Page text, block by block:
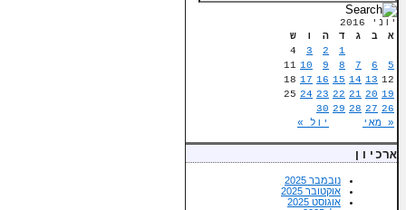
יוני 2016
א
ב ג ד ה ו ש
« מאי יול »
1
2
3
4
5
6
7
8
9
10
11
12
13
14
15
16
17
18
19
20
21
22
23
24
25
26
27
28
29
30
ארכיון
נובמבר 2025
אוקטובר 2025
אוגוסט 2025